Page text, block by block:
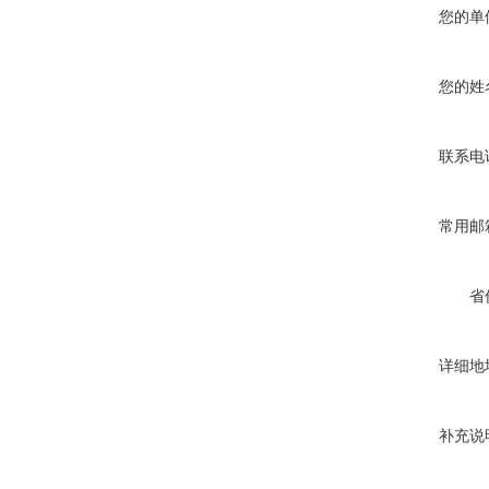
您的单
您的姓
联系电
常用邮
省
详细地
补充说